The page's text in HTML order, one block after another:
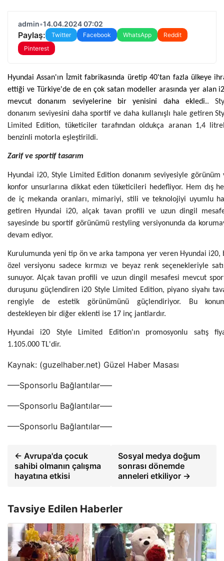
admin•14.04.2024 07:02
Paylaş: Twitter Facebook WhatsApp
Reddit
Pinterest
Hyundai Assan'ın İzmit fabrikasında üretip 40'tan fazla ülkeye
ettiği ve Türkiye'de de en çok satan modeller arasında yer alan
mevcut donanım seviyelerine bir yenisini daha ekledi..
donanım seviyesini daha sportif ve daha kullanışlı hale getiren
Limited Edition, tüketiciler tarafından oldukça aranan 1,4
benzinli motorla eşleştirildi.
Zarif ve sportif tasarım
Hyundai i20, Style Limited Edition donanım seviyesiyle görünüm
konfor unsurlarına dikkat eden tüketicileri hedefliyor. Hem dış
de iç mekanda oranları, mimariyi, stili ve teknolojiyi uyumlu
getiren Hyundai i20, alçak tavan profili ve uzun dingil
sayesinde bu sportif görünümü restyling versiyonunda da
devam ediyor.
Kurulumunda yeni tip ön ve arka tampona yer veren Hyundai i20,
özel versiyonu sadece kırmızı ve beyaz renk seçenekleriyle
sunuyor. Alçak tavan profili ve uzun dingil mesafesi mevcut
duruşunu güçlendiren i20 Style Limited Edition, piyano siyahı
rengiyle de estetik görünümünü güçlendiriyor. Bu
destekleyen bir diğer eklenti ise 17 inç jantlardır.
Hyundai i20 Style Limited Edition'ın promosyonlu satış
1.105.000 TL'dir.
Kaynak: (guzelhaber.net) Güzel Haber Masası
—–Sponsorlu Bağlantılar—–
—–Sponsorlu Bağlantılar—–
—–Sponsorlu Bağlantılar—–
← Avrupa'da çocuk
sahibi olmanın çalışma
hayatına etkisi
Sosyal medya doğum
sonrası dönemde
anneleri etkiliyor →
Tavsiye Edilen Haberler